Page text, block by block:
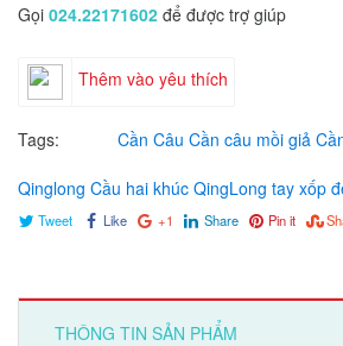
Gọi 024.22171602 để được trợ giúp
Thêm vào yêu thích
Tags: Cần Câu Cần câu mồi giả
Qinglong Cầu hai khúc QingLong tay xốp
Tweet Like +1 Share Pin it
THÔNG TIN SẢN PHẨM